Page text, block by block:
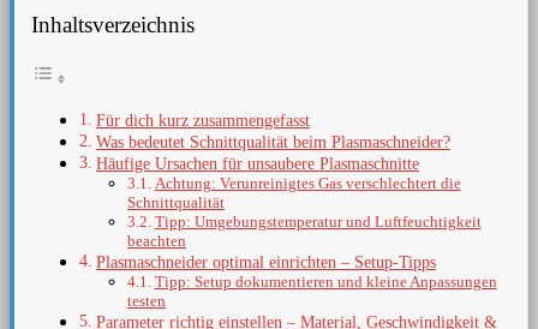
Inhaltsverzeichnis
Für dich kurz zusammengefasst
Was bedeutet Schnittqualität beim Plasmaschneider?
Häufige Ursachen für unsaubere Plasmaschnitte
Achtung: Verunreinigtes Gas verschlechtert die
Schnittqualität
Tipp: Umgebungstemperatur und Luftfeuchtigkeit
beachten
Plasmaschneider optimal einrichten – Setup-Tipps
Tipp: Setup dokumentieren und kleine Anpassungen
testen
Parameter richtig einstellen – Material, Geschwindigkeit &